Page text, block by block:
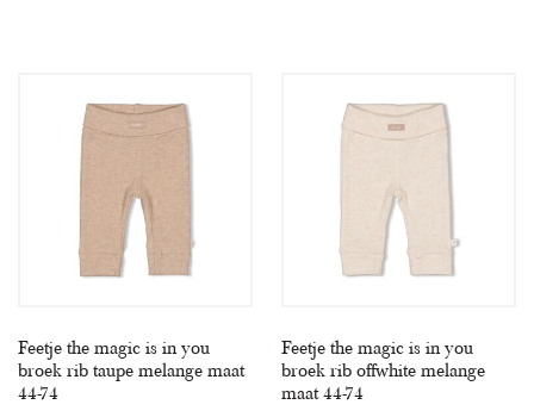
Feetje the magic is in you
broek rib taupe melange maat
44-74
Feetje the magic is in you
broek rib offwhite melange
maat 44-74